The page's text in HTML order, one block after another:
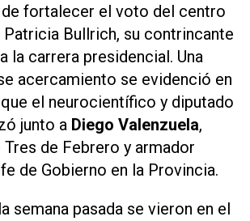
de fortalecer el voto del centro
Patricia Bullrich, su contrincante
la carrera presidencial. Una
acercamiento se evidenció en
el neurocientífico y diputado
junto a Diego Valenzuela,
de Febrero y armador
de Gobierno en la Provincia.
semana pasada se vieron en el